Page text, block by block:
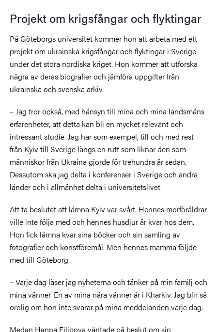
Projekt om krigsfångar och flyktingar
På Göteborgs universitet kommer hon att arbeta med ett
projekt om ukrainska krigsfångar och flyktingar i Sverige
under det stora nordiska kriget. Hon kommer att utforska
några av deras biografier och jämföra uppgifter från
ukrainska och svenska arkiv.
– Jag tror också, med hänsyn till mina och mina landsmäns
erfarenheter, att detta kan bli en mycket relevant och
intressant studie. Jag har som exempel, till och med rest
från Kyiv till Sverige längs en rutt som liknar den som
människor från Ukraina gjorde för trehundra år sedan.
Dessutom ska jag delta i konferenser i Sverige och andra
länder och i allmänhet delta i universitetslivet.
Att ta beslutet att lämna Kyiv var svårt. Hennes morföräldrar
ville inte följa med och hennes husdjur är kvar hos dem.
Hon fick lämna kvar sina böcker och sin samling av
fotografier och konstföremål. Men hennes mamma följde
med till Göteborg.
– Varje dag läser jag nyheterna och tänker på min familj och
mina vänner. En av mina nära vänner är i Kharkiv. Jag blir så
orolig om hon inte svarar på mina meddelanden varje dag.
Medan Hanna Filipova väntade på beslut om sin